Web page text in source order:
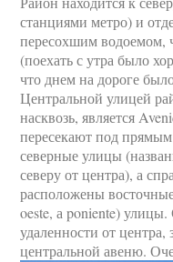
станциями метро) и
пересохшим водоемом,
(поехать с утра было
что днем на дороге
Центральной улицей
насквозь, является
пересекают под
северные улицы
северу от центра), а
расположены
oeste, а poniente)
удаленности от
центральной авеню.